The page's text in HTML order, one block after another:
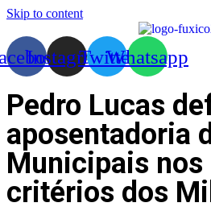
Skip to content
InstagramTwitterWhatsapp
Pedro Lucas
aposentadoria
Municipais nos
critérios dos